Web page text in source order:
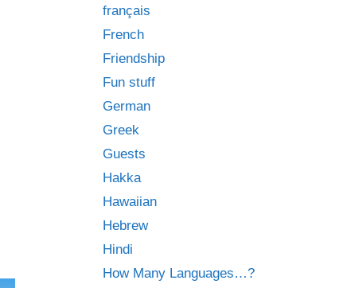
français
French
Friendship
Fun stuff
German
Greek
Guests
Hakka
Hawaiian
Hebrew
Hindi
How Many Languages…?